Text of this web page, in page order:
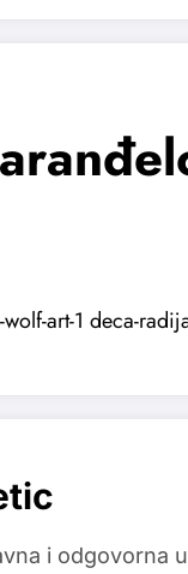
i odgovorna